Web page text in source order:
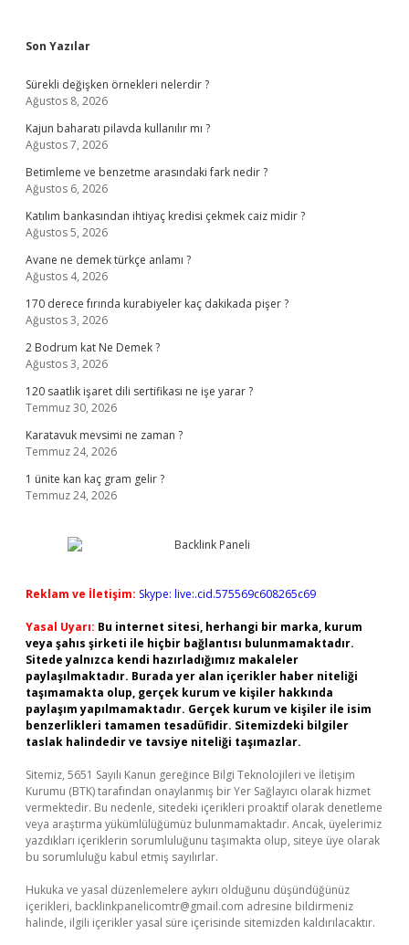
Sidebar
Son Yazılar
Sürekli değişken örnekleri nelerdir ?
Ağustos 8, 2026
Kajun baharatı pilavda kullanılır mı ?
Ağustos 7, 2026
Betimleme ve benzetme arasındaki fark nedir ?
Ağustos 6, 2026
Katılım bankasından ihtiyaç kredisi çekmek caiz midir ?
Ağustos 5, 2026
Avane ne demek türkçe anlamı ?
Ağustos 4, 2026
170 derece fırında kurabiyeler kaç dakikada pişer ?
Ağustos 3, 2026
2 Bodrum kat Ne Demek ?
Ağustos 3, 2026
120 saatlik işaret dili sertifikası ne işe yarar ?
Temmuz 30, 2026
Karatavuk mevsimi ne zaman ?
Temmuz 24, 2026
1 ünite kan kaç gram gelir ?
Temmuz 24, 2026
Reklam ve İletişim: Skype: live:.cid.575569c608265c69
Yasal Uyarı: Bu internet sitesi, herhangi bir marka, kurum
veya şahıs şirketi ile hiçbir bağlantısı bulunmamaktadır.
Sitede yalnızca kendi hazırladığımız makaleler
paylaşılmaktadır. Burada yer alan içerikler haber niteliği
taşımamakta olup, gerçek kurum ve kişiler hakkında
paylaşım yapılmamaktadır. Gerçek kurum ve kişiler ile isim
benzerlikleri tamamen tesadüfidir. Sitemizdeki bilgiler
taslak halindedir ve tavsiye niteliği taşımazlar.
Sitemiz, 5651 Sayılı Kanun gereğince Bilgi Teknolojileri ve İletişim
Kurumu (BTK) tarafından onaylanmış bir Yer Sağlayıcı olarak hizmet
vermektedir. Bu nedenle, sitedeki içerikleri proaktif olarak denetleme
veya araştırma yükümlülüğümüz bulunmamaktadır. Ancak, üyelerimiz
yazdıkları içeriklerin sorumluluğunu taşımakta olup, siteye üye olarak
bu sorumluluğu kabul etmiş sayılırlar.
Hukuka ve yasal düzenlemelere aykırı olduğunu düşündüğünüz
içerikleri, backlinkpanelicomtr@gmail.com adresine bildirmeniz
halinde, ilgili içerikler yasal süre içerisinde sitemizden kaldırılacaktır.